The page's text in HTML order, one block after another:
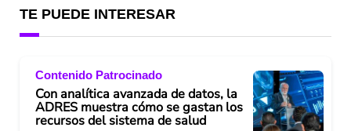
TE PUEDE INTERESAR
Contenido Patrocinado
Con analítica avanzada de datos, la
ADRES muestra cómo se gastan los
recursos del sistema de salud